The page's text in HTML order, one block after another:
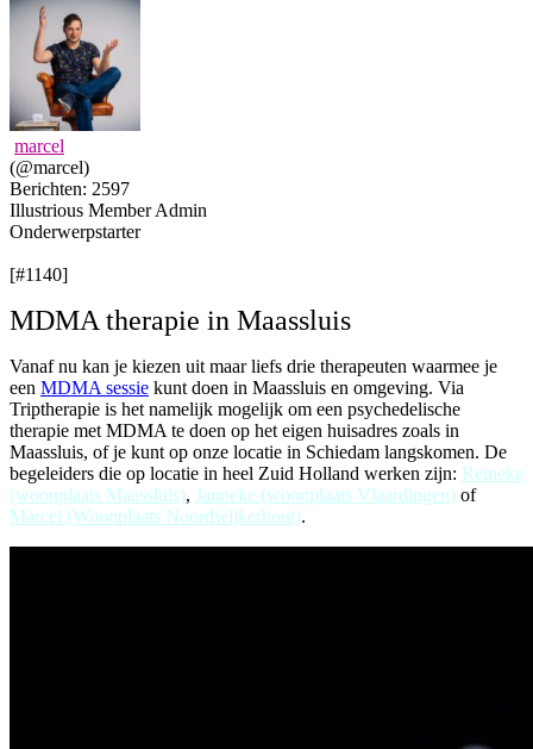
marcel
(@marcel)
Berichten: 2597
Illustrious Member Admin
Onderwerpstarter
[#1140]
MDMA therapie in Maassluis
Vanaf nu kan je kiezen uit maar liefs drie therapeuten waarmee je
een MDMA sessie kunt doen in Maassluis en omgeving. Via
Triptherapie is het namelijk mogelijk om een psychedelische
therapie met MDMA te doen op het eigen huisadres zoals in
Maassluis, of je kunt op onze locatie in Schiedam langskomen. De
begeleiders die op locatie in heel Zuid Holland werken zijn: Reineke
(woonplaats Maassluis), Janneke (woonplaats Vlaardingen) of
Marcel (Woonplaats Noordwijkerhout).